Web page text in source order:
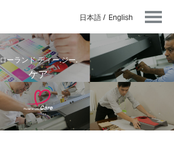
日本語 English
ローランド ディー.ジー.
ケア